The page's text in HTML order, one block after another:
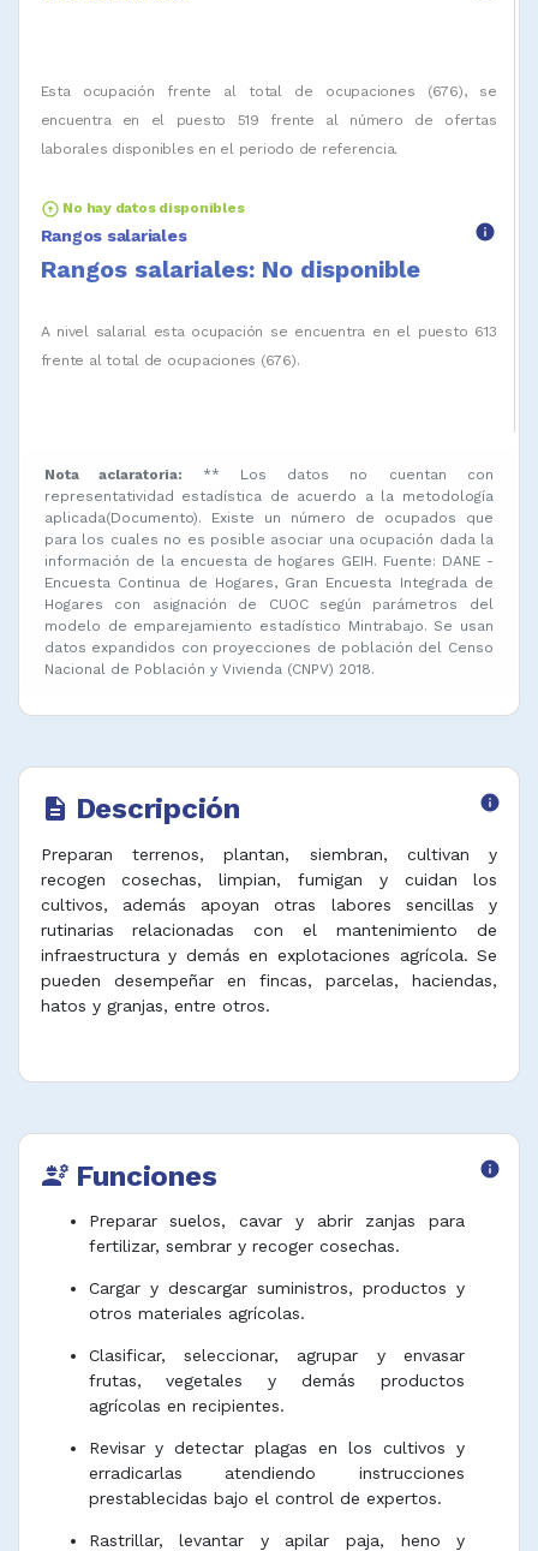
Esta ocupación frente al total de ocupaciones (676), se
encuentra en el puesto 519 frente al número de ofertas
laborales disponibles en el periodo de referencia.
arrow_circle_up No hay datos disponibles
Rangos salariales info
Rangos salariales: No disponible
A nivel salarial esta ocupación se encuentra en el puesto 613
frente al total de ocupaciones (676).
Nota aclaratoria:
** Los datos no cuentan con
representatividad estadística de acuerdo a la metodología
aplicada(Documento). Existe un número de ocupados que
para los cuales no es posible asociar una ocupación dada la
información de la encuesta de hogares GEIH. Fuente: DANE -
Encuesta Continua de Hogares, Gran Encuesta Integrada de
Hogares con asignación de CUOC según parámetros del
modelo de emparejamiento estadístico Mintrabajo. Se usan
datos expandidos con proyecciones de población del Censo
Nacional de Población y Vivienda (CNPV) 2018.
description Descripción info
Preparan terrenos, plantan, siembran, cultivan y
recogen cosechas, limpian, fumigan y cuidan los
cultivos, además apoyan otras labores sencillas y
rutinarias relacionadas con el mantenimiento de
infraestructura y demás en explotaciones agrícola. Se
pueden desempeñar en fincas, parcelas, haciendas,
hatos y granjas, entre otros.
engineering Funciones info
Preparar suelos, cavar y abrir zanjas para
fertilizar, sembrar y recoger cosechas.
Cargar y descargar suministros, productos y
otros materiales agrícolas.
Clasificar, seleccionar, agrupar y envasar
frutas, vegetales y demás productos
agrícolas en recipientes.
Revisar y detectar plagas en los cultivos y
erradicarlas atendiendo instrucciones
prestablecidas bajo el control de expertos.
Rastrillar, levantar y apilar paja, heno y